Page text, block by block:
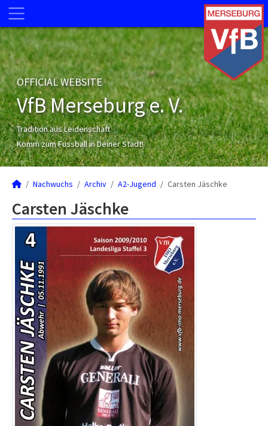
OFFICIAL WEBSITE
VfB Merseburg e. V.
Tradition aus Leidenschaft
Komm zum Fussball in Deiner Stadt!
Nachwuchs Archiv A2-Jugend Carsten Jäschke
Carsten Jäschke